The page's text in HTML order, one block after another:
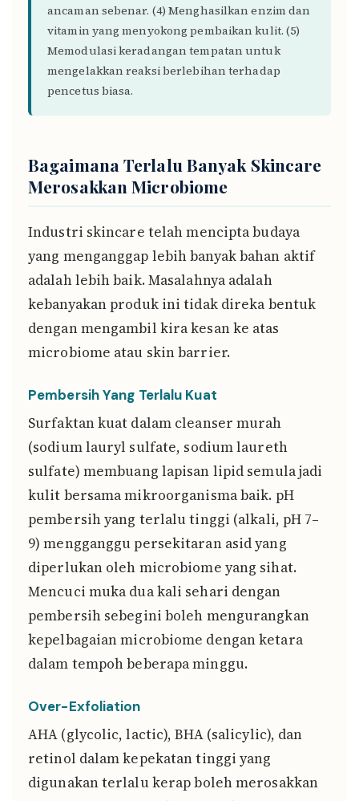
ancaman sebenar. (4) Menghasilkan enzim dan
vitamin yang menyokong pembaikan kulit. (5)
Memodulasi keradangan tempatan untuk
mengelakkan reaksi berlebihan terhadap
pencetus biasa.
Bagaimana Terlalu Banyak Skincare
Merosakkan Microbiome
Industri skincare telah mencipta budaya
yang menganggap lebih banyak bahan aktif
adalah lebih baik. Masalahnya adalah
kebanyakan produk ini tidak direka bentuk
dengan mengambil kira kesan ke atas
microbiome atau skin barrier.
Pembersih Yang Terlalu Kuat
Surfaktan kuat dalam cleanser murah
(sodium lauryl sulfate, sodium laureth
sulfate) membuang lapisan lipid semula jadi
kulit bersama mikroorganisma baik. pH
pembersih yang terlalu tinggi (alkali, pH 7–
9) mengganggu persekitaran asid yang
diperlukan oleh microbiome yang sihat.
Mencuci muka dua kali sehari dengan
pembersih sebegini boleh mengurangkan
kepelbagaian microbiome dengan ketara
dalam tempoh beberapa minggu.
Over-Exfoliation
AHA (glycolic, lactic), BHA (salicylic), dan
retinol dalam kepekatan tinggi yang
digunakan terlalu kerap boleh merosakkan